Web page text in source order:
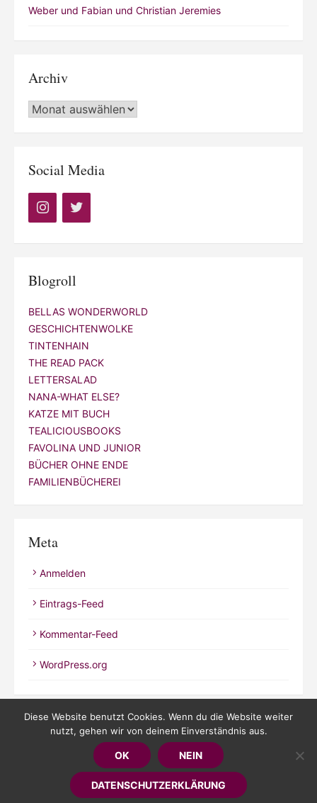
Weber und Fabian und Christian Jeremies
Archiv
Archiv
Social Media
Blogroll
BELLAS WONDERWORLD
GESCHICHTENWOLKE
TINTENHAIN
THE READ PACK
LETTERSALAD
NANA-WHAT ELSE?
KATZE MIT BUCH
TEALICIOUSBOOKS
FAVOLINA UND JUNIOR
BÜCHER OHNE ENDE
FAMILIENBÜCHEREI
Meta
Anmelden
Eintrags-Feed
Kommentar-Feed
WordPress.org
© 2026 Kathrineverdeen
Powered by WordPress / Theme by Design Lab
Diese Website benutzt Cookies. Wenn du die Website weiter
nutzt, gehen wir von deinem Einverständnis aus.
OK NEIN
DATENSCHUTZERKLÄRUNG